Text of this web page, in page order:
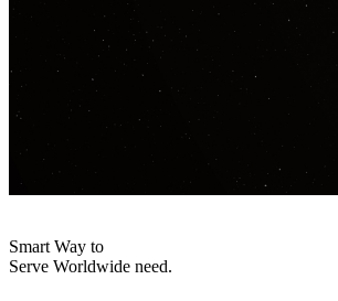
Smart Way to
Serve Worldwide need.